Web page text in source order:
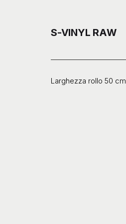
S-VINYL RAW
Larghezza rollo 50 cm